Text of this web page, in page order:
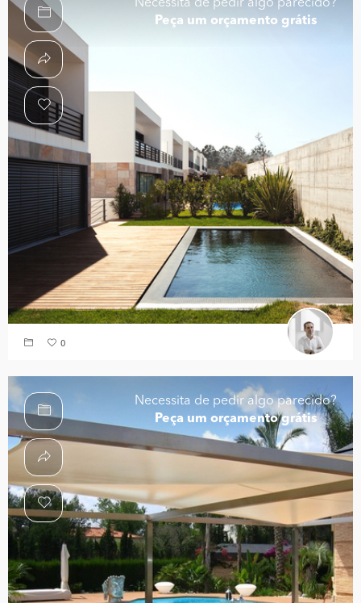
Necessita de pedir algo parecido?
Peça um orçamento grátis
0
Necessita de pedir algo parecido?
Peça um orçamento grátis